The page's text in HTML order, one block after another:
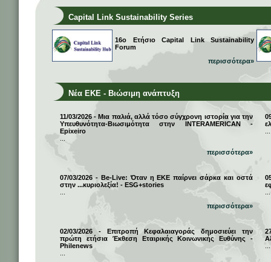
Capital Link Sustainability Series
16ο Ετήσιο Capital Link Sustainability
Forum
περισσότερα»
Νέα ΕΚΕ - Βιώσιμη ανάπτυξη
11/03/2026 - Μια παλιά, αλλά τόσο σύγχρονη ιστορία για την
Υπευθυνότητα-Βιωσιμότητα στην INTERAMERICAN -
Epixeiro
περισσότερα»
07/03/2026 - Be-Live: Όταν η ΕΚΕ παίρνει σάρκα και οστά
στην ...κυριολεξία! - ESG+stories
περισσότερα»
02/03/2026 - Επιτροπή Κεφαλαιαγοράς δημοσιεύει την
πρώτη ετήσια Έκθεση Εταιρικής Κοινωνικής Ευθύνης -
Philenews